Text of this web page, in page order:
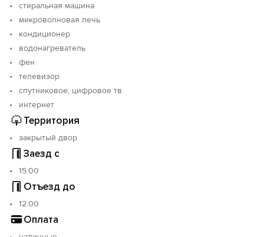
стиральная машина
микроволновая печь
кондиционер
водонагреватель
фен
телевизор
спутниковое, цифровое тв
интернет
Территория
закрытый двор
Заезд с
15:00
Отъезд до
12:00
Оплата